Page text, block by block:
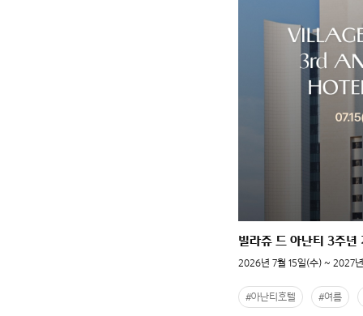
빌라쥬 드 아난티 3주년
2026년 7월 15일(수) ~ 2027
#아난티호텔 #여름